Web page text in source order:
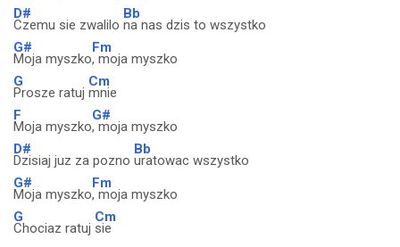
D#
Czemu sie zwalilo
Bb
na nas dzis to wszystko
G#
Moja myszko
Fm
, moja myszko
G
Prosze ratuj
Cm
mnie
F
Moja myszko
G#
, moja myszko
D#
Dzisiaj juz za pozno
Bb
uratowac wszystko
G#
Moja myszko
Fm
, moja myszko
G
Chociaz ratuj
Cm
sie